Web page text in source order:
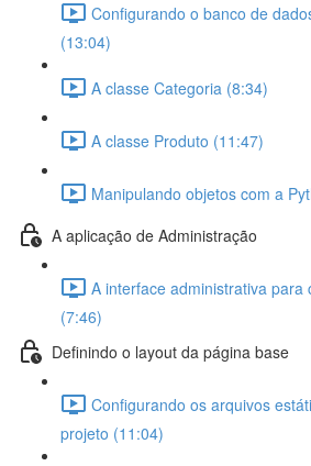
Configurando o banco de
(13:04)
A classe Categoria (8:34)
A classe Produto (11:47)
Manipulando objetos com a
A aplicação de Administração
A interface administrativa para
(7:46)
Definindo o layout da página base
Configurando os arquivos
projeto (11:04)